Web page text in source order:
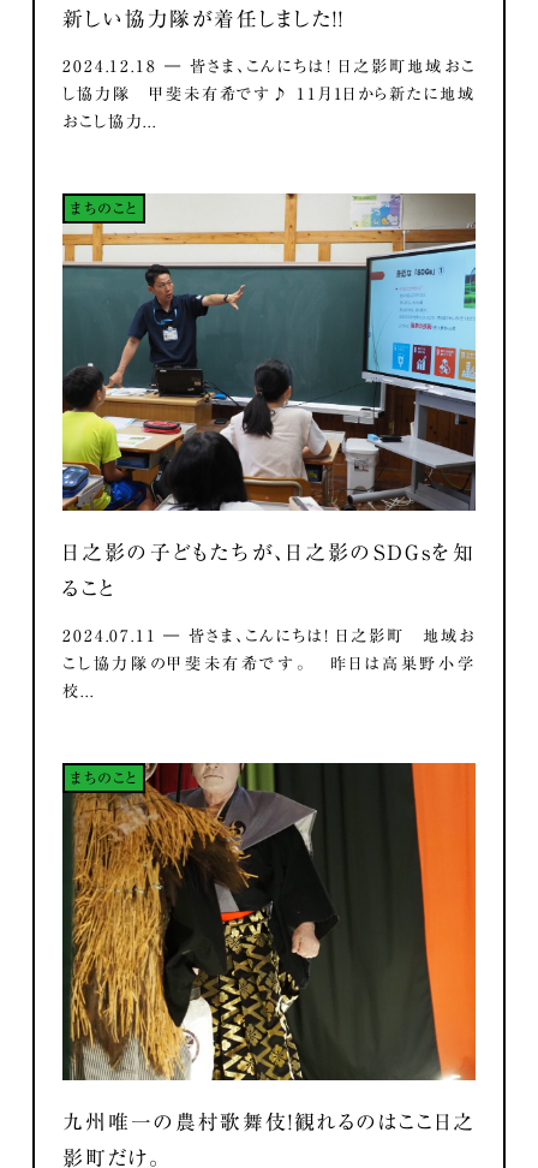
新しい協力隊が着任しました！！
2024.12.18 ― 皆さま、こんにちは！ 日之影町地域おこ
し協力隊 甲斐未有希です♪ 11月1日から新たに地域
おこし協力...
まちのこと
日之影の子どもたちが、日之影のSDGsを知
ること
2024.07.11 ― 皆さま、こんにちは！ 日之影町 地域お
こし協力隊の甲斐未有希です。 昨日は高巣野小学
校...
まちのこと
九州唯一の農村歌舞伎！観れるのはここ日之
影町だけ。